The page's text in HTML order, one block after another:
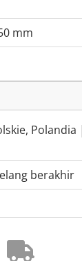
mm
Polandia
berakhir